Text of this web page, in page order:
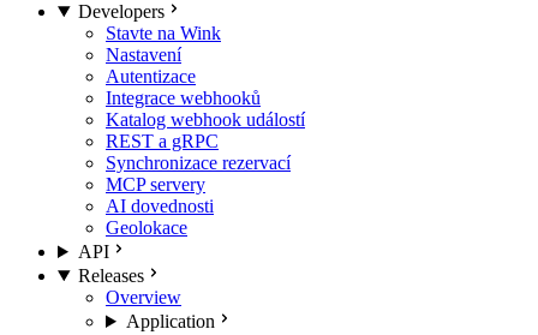
Developers
Stavte na Wink
Nastavení
Autentizace
Integrace webhooků
Katalog webhook událostí
REST a gRPC
Synchronizace rezervací
MCP servery
AI dovednosti
Geolokace
API
Releases
Overview
Application